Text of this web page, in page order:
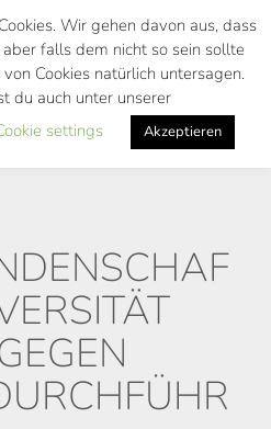
Wir gehen davon aus, dass
falls dem nicht so sein sollte
Cookies natürlich untersagen.
du auch unter unserer
settings Akzeptieren